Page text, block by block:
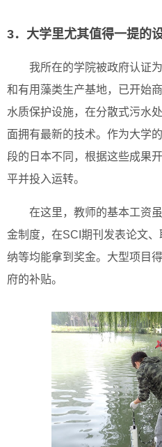
3．大学里尤其值得一提的
我所在的学院被政府认证
和有用藻类生产基地，已开始
水质保护设施，在分散式污水
面拥有最新的技术。作为大学
段的日本不同，根据这些成果
平并投入运转。
在这里，教师的基本工资
金制度，在SCI期刊发表论文
纳等均能拿到奖金。大型项目
府的补贴。